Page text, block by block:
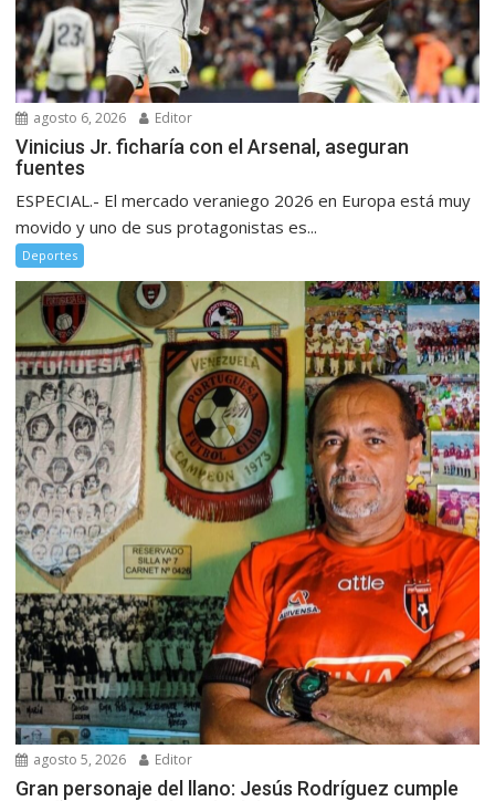
agosto 6, 2026 Editor
Vinicius Jr. ficharía con el Arsenal, aseguran
fuentes
ESPECIAL.- El mercado veraniego 2026 en Europa está muy
movido y uno de sus protagonistas es...
Deportes
agosto 5, 2026 Editor
Gran personaje del llano: Jesús Rodríguez cumple